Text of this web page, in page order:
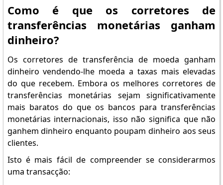
Como é que os corretores de
transferências monetárias ganham
dinheiro?
Os corretores de transferência de moeda ganham
dinheiro vendendo-lhe moeda a taxas mais elevadas
do que recebem. Embora os melhores corretores de
transferências monetárias sejam significativamente
mais baratos do que os bancos para transferências
monetárias internacionais, isso não significa que não
ganhem dinheiro enquanto poupam dinheiro aos seus
clientes.
Isto é mais fácil de compreender se considerarmos
uma transacção: